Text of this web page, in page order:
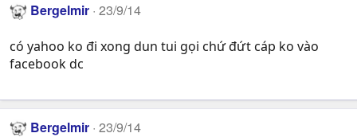
Bergelmir 23/9/14
có yahoo ko đi xong dun tui gọi chứ đứt cáp ko vào
facebook dc
Bergelmir 23/9/14